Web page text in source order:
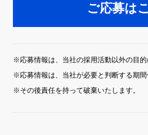
ご応募は
※応募情報は、当社の採用活動以外の目的
※応募情報は、当社が必要と判断する期間
※その後責任を持って破棄いたします。